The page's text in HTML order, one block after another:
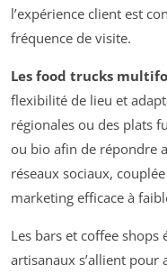
l’expérience client est
fréquence de visite.
Les food trucks
flexibilité de lieu et
régionales ou des plats
ou bio afin de répondre
réseaux sociaux,
marketing efficace à
Les bars et coffee
artisanaux s’allient